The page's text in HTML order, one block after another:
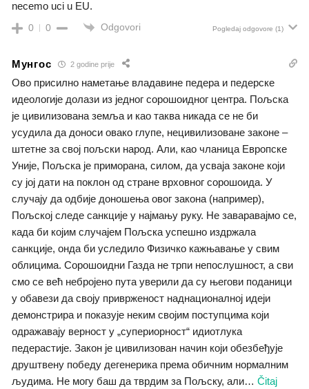
necemo uci u EU.
0 0 Odgovori Pogledaj odgovore (1)
Мунгос 2 godine prije
Ово присилно наметање владавине педера и педерске
идеологије долази из једног сорошоидног центра. Пољска
је цивилизована земља и као таква никада се не би
усудила да доноси овако глупе, нецивилизоване законе –
штетне за свој пољски народ. Али, као чланица Европске
Уније, Пољска је приморана, силом, да усваја законе који
су јој дати на поклон од стране врховног сорошоида. У
случају да одбије доношења овог закона (например),
Пољској следе санкције у најмању руку. Не заваравајмо се,
када би којим случајем Пољска успешно издржала
санкције, онда би уследило Физичко кажњавање у свим
облицима. Сорошоидни Газда не трпи непослушност, а сви
смо се већ небројено пута уверили да су његови поданици
у обавези да своју приврженост наднационалној идеји
демонстрира и показује неким својим поступцима који
одражавају верност у „супериорност“ идиотлука
педерастије. Закон је цивилизован начин који обезбеђује
друштвену победу дегенерика према обичним нормалним
људима. Не могу баш да тврдим за Пољску, али… Čitaj